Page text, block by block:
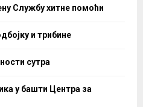
Службу хитне помоћи
и трибине
сутра
у башти Центра за